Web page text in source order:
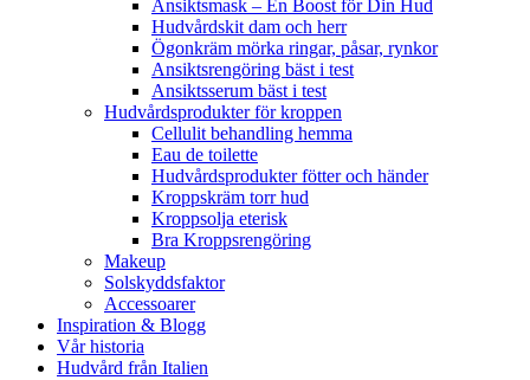
Ansiktsmask – En Boost för Din Hud
Hudvårdskit dam och herr
Ögonkräm mörka ringar, påsar, rynkor
Ansiktsrengöring bäst i test
Ansiktsserum bäst i test
Hudvårdsprodukter för kroppen
Cellulit behandling hemma
Eau de toilette
Hudvårdsprodukter fötter och händer
Kroppskräm torr hud
Kroppsolja eterisk
Bra Kroppsrengöring
Makeup
Solskyddsfaktor
Accessoarer
Inspiration & Blogg
Vår historia
Hudvård från Italien